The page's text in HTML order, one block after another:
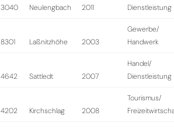
3040 Neulengbach 2011
Dienstleistung
8301 Laßnitzhöhe 2003
Gewerbe/
Handwerk
4642 Sattledt 2007
Handel/
Dienstleistung
4202 Kirchschlag 2008
Tourismus/